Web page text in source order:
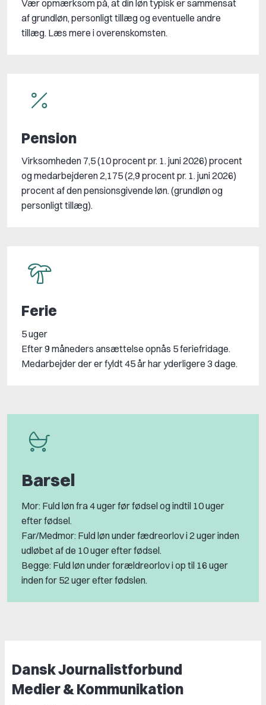
Vær opmærksom på, at din løn typisk er sammensat
af grundløn, personligt tillæg og eventuelle andre
tillæg. Læs mere i overenskomsten.
Pension
Virksomheden 7,5 (10 procent pr. 1. juni 2026) procent
og medarbejderen 2,175 (2,9 procent pr. 1. juni 2026)
procent af den pensionsgivende løn. (grundløn og
personligt tillæg).
Ferie
5 uger
Efter 9 måneders ansættelse opnås 5 feriefridage.
Medarbejder der er fyldt 45 år har yderligere 3 dage.
Barsel
Mor: Fuld løn fra 4 uger før fødsel og indtil 10 uger
efter fødsel.
Far/Medmor: Fuld løn under fædreorlov i 2 uger inden
udløbet af de 10 uger efter fødsel.
Begge: Fuld løn under forældreorlov i op til 16 uger
inden for 52 uger efter fødslen.
Dansk Journalistforbund
Medier & Kommunikation